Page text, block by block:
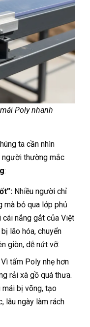
Poly nhanh
ta cần nhìn
người thường mắc
:
Nhiều người chỉ
mà bỏ qua lớp phủ
cái nắng gắt của Việt
lão hóa, chuyển
giòn, dễ nứt vỡ.
Vì tấm Poly nhẹ hơn
rải xà gồ quá thưa.
bị võng, tạo
lâu ngày làm rách